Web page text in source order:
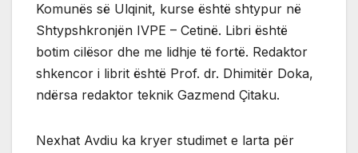
Komunës së Ulqinit, kurse është shtypur në
Shtypshkronjën IVPE – Cetinë. Libri është
botim cilësor dhe me lidhje të fortë. Redaktor
shkencor i librit është Prof. dr. Dhimitër Doka,
ndërsa redaktor teknik Gazmend Çitaku.
Nexhat Avdiu ka kryer studimet e larta për